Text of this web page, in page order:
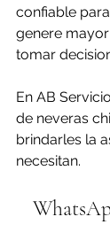
confiable
genere
tomar
En AB
de neveras
brindarles la
necesitan.